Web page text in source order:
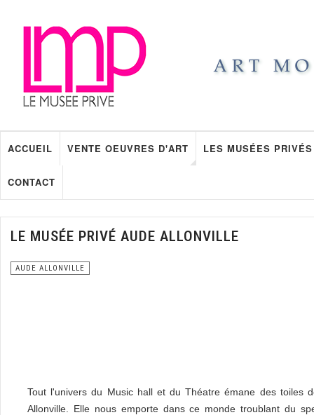
ACCUEIL VENTE OEUVRES D'ART LES MUSÉES PRIVÉS
CONTACT
LE MUSÉE PRIVÉ AUDE ALLONVILLE
AUDE ALLONVILLE
Tout l'univers du Music hall et du Théatre émane des toiles
Allonville. Elle nous emporte dans ce monde troublant du